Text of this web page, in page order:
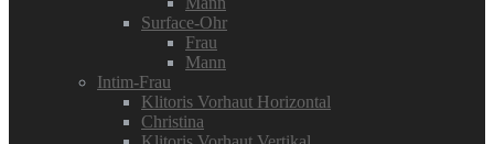
Surface-Ohr
Frau
Mann
Intim-Frau
Klitoris Vorhaut Horizontal
Christina